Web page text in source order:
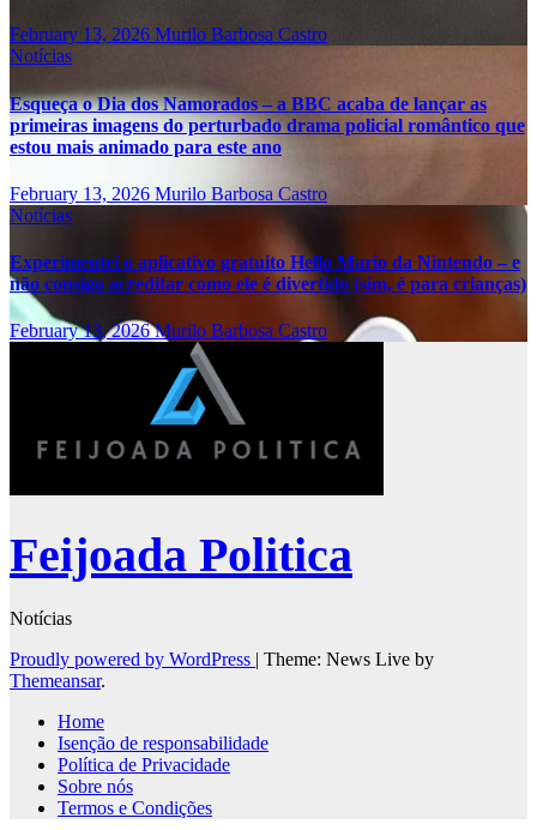
February 13, 2026 Murilo Barbosa Castro
Notícias
Esqueça o Dia dos Namorados – a BBC acaba de lançar as
primeiras imagens do perturbado drama policial romântico que
estou mais animado para este ano
February 13, 2026 Murilo Barbosa Castro
Notícias
Experimentei o aplicativo gratuito Hello Mario da Nintendo – e
não consigo acreditar como ele é divertido (sim, é para crianças)
February 13, 2026Murilo Barbosa Castro
Feijoada Politica
Notícias
Proudly powered by WordPress | Theme: News Live by
Themeansar.
Home
Isenção de responsabilidade
Política de Privacidade
Sobre nós
Termos e Condições